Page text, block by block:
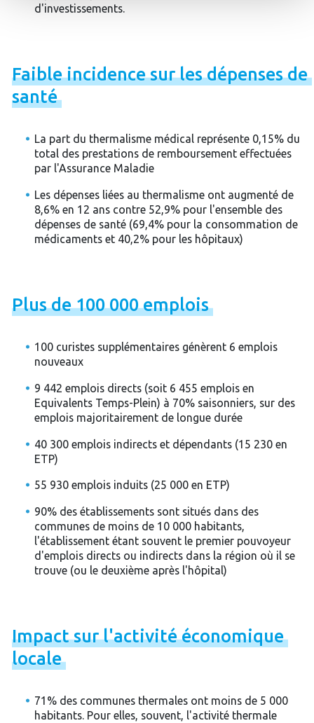
d'investissements.
Faibleincidencesurlesdépensesde
santé
La part du thermalisme médical représente 0,15% du
total des prestations de remboursement effectuées
par l'Assurance Maladie
Les dépenses liées au thermalisme ont augmenté de
8,6% en 12 ans contre 52,9% pour l'ensemble des
dépenses de santé (69,4% pour la consommation de
médicaments et 40,2% pour les hôpitaux)
Plusde100000emplois
100 curistes supplémentaires génèrent 6 emplois
nouveaux
9 442 emplois directs (soit 6 455 emplois en
Equivalents Temps-Plein) à 70% saisonniers, sur des
emplois majoritairement de longue durée
40 300 emplois indirects et dépendants (15 230 en
ETP)
55 930 emplois induits (25 000 en ETP)
90% des établissements sont situés dans des
communes de moins de 10 000 habitants,
l'établissement étant souvent le premier pouvoyeur
d'emplois directs ou indirects dans la région où il se
trouve (ou le deuxième après l'hôpital)
Impactsurl'activitééconomique
locale
71% des communes thermales ont moins de 5 000
habitants. Pour elles, souvent, l'activité thermale